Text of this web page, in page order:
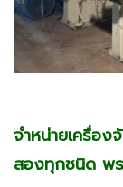
จำหน่ายเครื่อ
สองทุกชนิด พ